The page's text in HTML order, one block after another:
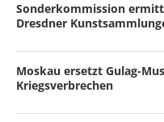
Sonderkommission
Dresdner
Moskau ersetzt Gulag-
Kriegsverbrechen